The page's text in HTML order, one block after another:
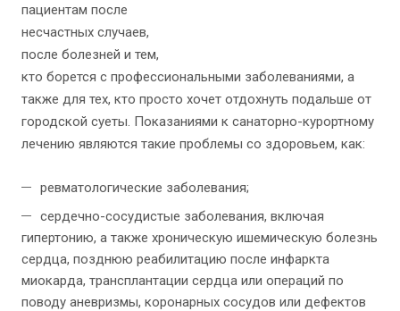
пациентам после
несчастных случаев,
после болезней и тем,
кто борется с профессиональными заболеваниями, а
также для тех, кто просто хочет отдохнуть подальше от
городской суеты. Показаниями к санаторно-курортному
лечению являются такие проблемы со здоровьем, как:
ревматологические заболевания;
сердечно-сосудистые заболевания, включая
гипертонию, а также хроническую ишемическую болезнь
сердца, позднюю реабилитацию после инфаркта
миокарда, трансплантации сердца или операций по
поводу аневризмы, коронарных сосудов или дефектов